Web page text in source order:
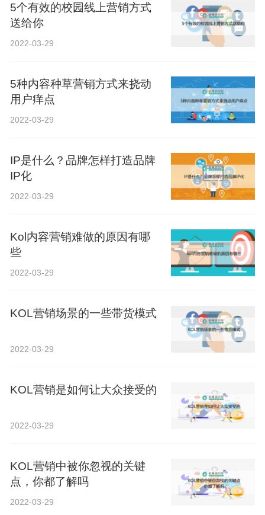
5个有效的校园线上营销方式
送给你
2022-03-29
5种内容种草营销方式来挠动
用户痒点
2022-03-29
IP是什么？品牌怎样打造品牌
IP化
2022-03-29
Kol内容营销难做的原因有哪
些
2022-03-29
KOL营销场景的一些带货模式
2022-03-29
KOL营销是如何让大众接受的
2022-03-29
KOL营销中被你忽视的关键
点，你都了解吗
2022-03-29